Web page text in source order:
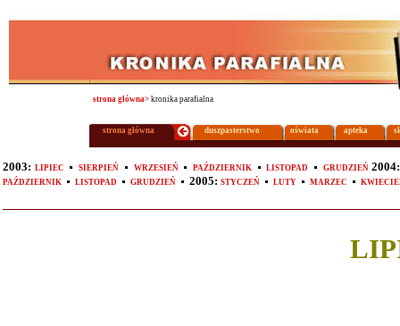
strona główna> kronika parafialna
strona główna duszpasterstwo oświata apteka
2003: LIPIEC SIERPIEŃ WRZESIEŃ PAŹDZIERNIK LISTOPAD GRUDZIEŃ
PAŹDZIERNIK LISTOPAD GRUDZIEŃ 2005: STYCZEŃ LUTY MARZEC